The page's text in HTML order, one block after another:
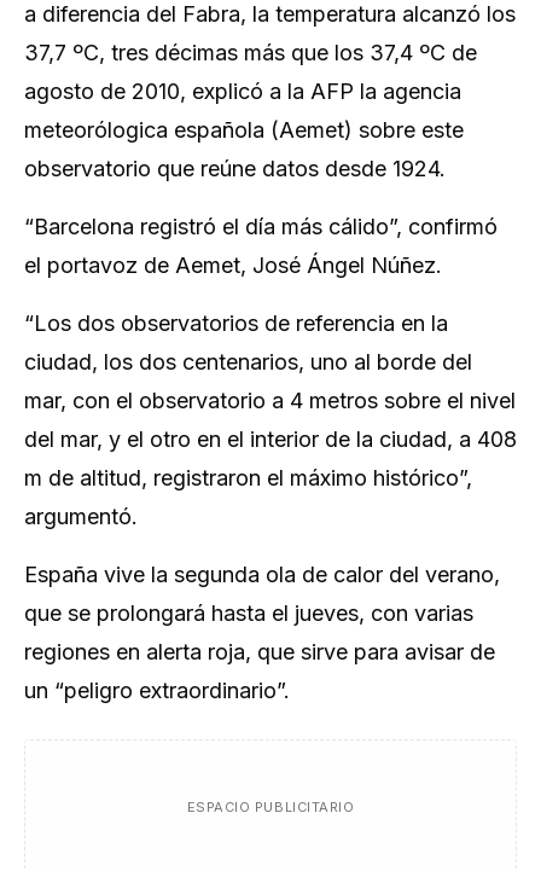
a diferencia del Fabra, la temperatura alcanzó los
37,7 ºC, tres décimas más que los 37,4 ºC de
agosto de 2010, explicó a la AFP la agencia
meteorólogica española (Aemet) sobre este
observatorio que reúne datos desde 1924.
“Barcelona registró el día más cálido”, confirmó
el portavoz de Aemet, José Ángel Núñez.
“Los dos observatorios de referencia en la
ciudad, los dos centenarios, uno al borde del
mar, con el observatorio a 4 metros sobre el nivel
del mar, y el otro en el interior de la ciudad, a 408
m de altitud, registraron el máximo histórico”,
argumentó.
España vive la segunda ola de calor del verano,
que se prolongará hasta el jueves, con varias
regiones en alerta roja, que sirve para avisar de
un “peligro extraordinario”.
ESPACIO PUBLICITARIO